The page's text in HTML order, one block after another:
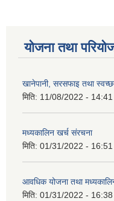
योजना तथा
खानेपानी, सरसफाइ तथा
मिति: 11/08/2022 - 14:41
मध्यकालिन खर्च संरचना
मिति: 01/31/2022 - 16:51
आवधिक योजना तथा
मिति: 01/31/2022 - 16:38